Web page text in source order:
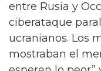
entre Rusia y
ciberataque
ucranianos. Los
mostraban el